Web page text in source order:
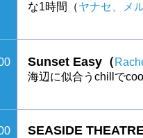
な1時間（ヤナセ、メ
Sunset Easy（
海辺に似合うchillで
SEASIDE